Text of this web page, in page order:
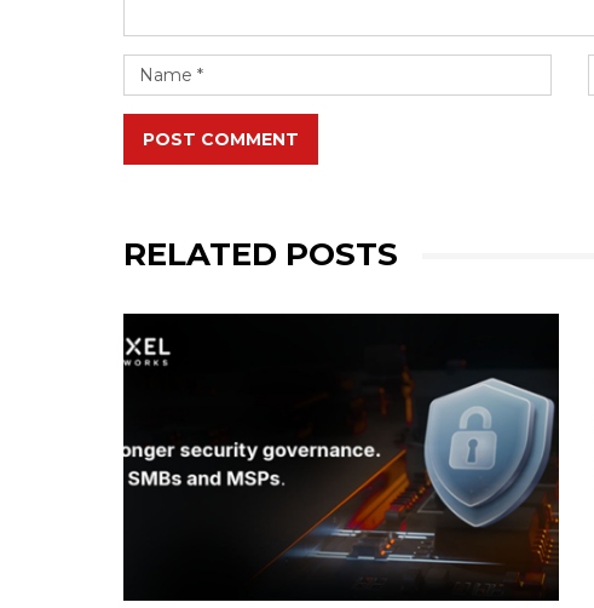
POST COMMENT
RELATED POSTS